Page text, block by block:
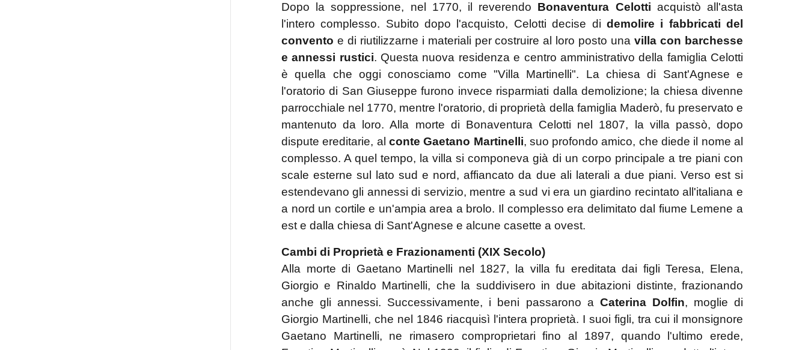
Dopo la soppressione, nel 1770, il reverendo Bonaventura Celotti acquistò all'asta
l'intero complesso. Subito dopo l'acquisto, Celotti decise di demolire i fabbricati del
convento e di riutilizzarne i materiali per costruire al loro posto unavilla con barchesse
e annessi rustici. Questa nuova residenza e centro amministrativo della famiglia Celotti
è quella che oggi conosciamo come "Villa Martinelli". La chiesa di Sant'Agnese e
l'oratorio di San Giuseppe furono invece risparmiati dalla demolizione; la chiesa divenne
parrocchiale nel 1770, mentre l'oratorio, di proprietà della famiglia Maderò, fu preservato e
mantenuto da loro. Alla morte di Bonaventura Celotti nel 1807, la villa passò, dopo
dispute ereditarie, al conte Gaetano Martinelli, suo profondo amico, che diede il nome al
complesso. A quel tempo, la villa si componeva già di un corpo principale a tre piani con
scale esterne sul lato sud e nord, affiancato da due ali laterali a due piani. Verso est si
estendevano gli annessi di servizio, mentre a sud vi era un giardino recintato all'italiana e
a nord un cortile e un'ampia area a brolo. Il complesso era delimitato dal fiume Lemene a
est e dalla chiesa di Sant'Agnese e alcune casette a ovest.
Cambi di Proprietà e Frazionamenti (XIX Secolo)
Alla morte di Gaetano Martinelli nel 1827, la villa fu ereditata dai figli Teresa, Elena,
Giorgio e Rinaldo Martinelli, che la suddivisero in due abitazioni distinte, frazionando
anche gli annessi. Successivamente, i beni passarono a Caterina Dolfin, moglie di
Giorgio Martinelli, che nel 1846 riacquisì l'intera proprietà. I suoi figli, tra cui il monsignore
Gaetano Martinelli, ne rimasero comproprietari fino al 1897, quando l'ultimo erede,